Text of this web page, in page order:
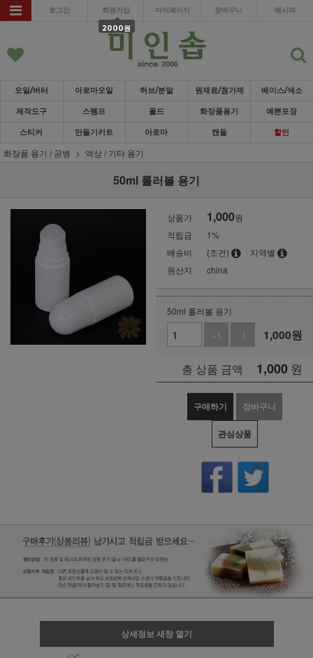
로그인 회원가입
2000원
마이페이지 장바구니 레시피
오일/버터 아로마오일 허브/분말 원재료/첨가제 베이스/색소
제작도구 스템프 몰드 화장품용기 예쁜포장
스티커 만들기키트 아로마 캔들 할인
화장품 용기 / 공병 액상 / 기타 용기
50ml 롤러볼 용기
상품가 1,000원
적립금
1%
배송비
(조건)
지역별
원산지
china
50ml 롤러볼 용기
+1
-1 1,000원
총 상품 금액 1,000 원
구매하기 장바구니
관심상품
상세정보 새창 열기